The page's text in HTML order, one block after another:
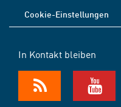
Cookie-Einstellungen
In Kontakt bleiben